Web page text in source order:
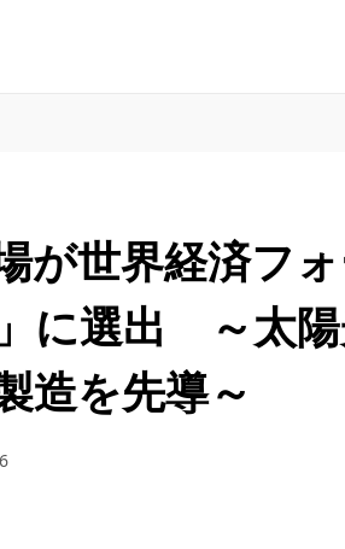
が世界経済フ
に選出 ～太
造を先導～